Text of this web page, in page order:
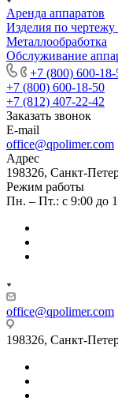
Аренда аппаратов
Изделия по
Металлообработка
Обслуживание
+7 (800) 600-18-
+7 (800) 600-18-50
+7 (812) 407-22-42
Заказать звонок
E-mail
office@qpolimer.com
Адрес
198326, Санкт-
Режим работы
Пн. – Пт.: с 9:00 до
office@qpolimer.com
198326, Санкт-